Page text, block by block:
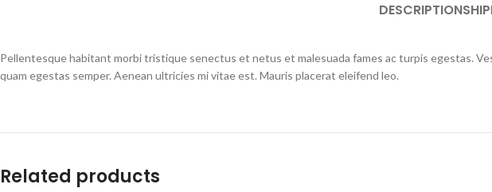
DESCRIPTION
Pellentesque habitant morbi tristique senectus et netus et malesuada fames ac turpis egestas.
quam egestas semper. Aenean ultricies mi vitae est. Mauris placerat eleifend leo.
Related products